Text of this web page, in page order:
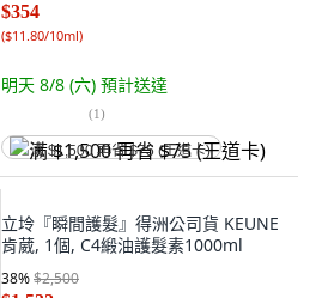
$354
($11.80/10ml)
明天 8/8 (六) 預計送達
(1)
满 $1,500 再省 $75 (王道卡)
立坽『瞬間護髮』得洲公司貨 KEUNE
肯葳, 1個, C4緞油護髮素1000ml
38%$2,500